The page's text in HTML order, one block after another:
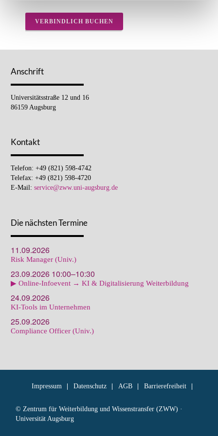
VERBINDLICH BUCHEN
Anschrift
Universitätsstraße 12 und 16
86159 Augsburg
Kontakt
Telefon: +49 (821) 598-4742
Telefax: +49 (821) 598-4720
E-Mail:service@zww.uni-augsburg.de
Die nächsten Termine
11.09.2026
Risk Manager (Univ.)
23.09.2026 10:00–10:30
▶ Online-Infoevent → KI & Digitalisierung Weiterbildung
24.09.2026
KI-Tools im Unternehmen
25.09.2026
Compliance Officer (Univ.)
Impressum Datenschutz AGB Barrierefreiheit
© Zentrum für Weiterbildung und Wissenstransfer (ZWW) ·
Universität Augsburg